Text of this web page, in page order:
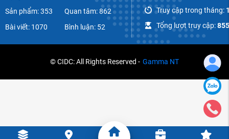
Sản phẩm: 353
Bài viết: 1070
Quan tâm: 862
Bình luận: 52
Truy cập trong tháng:
Tổng lượt truy cập:
© CIDC: All Rights Reserved - Gamma NT